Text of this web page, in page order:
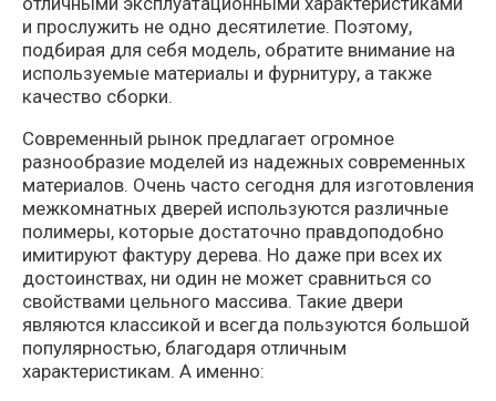
и прослужить не одно десятилетие. Поэтому,
подбирая для себя модель, обратите внимание на
используемые материалы и фурнитуру, а также
качество сборки.
Современный рынок предлагает огромное
разнообразие моделей из надежных современных
материалов. Очень часто сегодня для изготовления
межкомнатных дверей используются различные
полимеры, которые достаточно правдоподобно
имитируют фактуру дерева. Но даже при всех их
достоинствах, ни один не может сравниться со
свойствами цельного массива. Такие двери
являются классикой и всегда пользуются большой
популярностью, благодаря отличным
характеристикам. А именно: